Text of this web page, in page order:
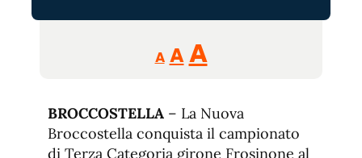
A
Reducir
tamaño
A Restablecer
tamaño
de
fuente
AAumentar
de
BROCCOSTELLA – La Nuova
Broccostella conquista il campionato
di Terza Categoria girone Frosinone al